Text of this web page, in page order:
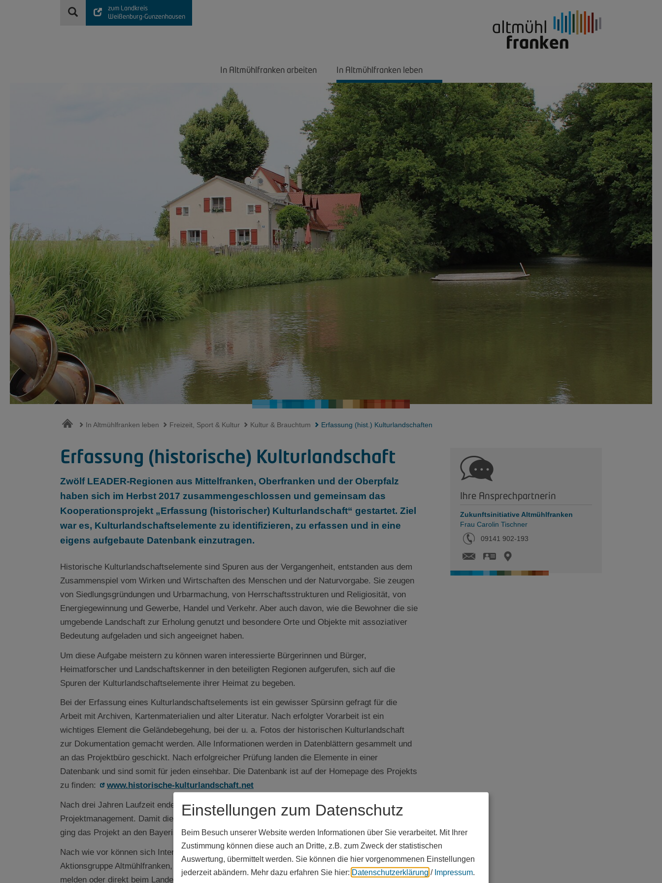
zum Landkreis
Weißenburg-Gunzenhausen
In Altmühlfranken arbeiten In Altmühlfranken leben
In Altmühlfranken leben Freizeit, Sport & Kultur Kultur & Brauchtum Erfassung (hist.) Kulturlandschaften
Ihre Ansprechpartnerin
Zukunftsinitiative Altmühlfranken
Frau Carolin Tischner
Tel.:
09141 902-193
vCard
Erfassung (historische) Kulturlandschaft
Zwölf LEADER-Regionen aus Mittelfranken, Oberfranken und der Oberpfalz
haben sich im Herbst 2017 zusammengeschlossen und gemeinsam das
Kooperationsprojekt „Erfassung (historischer) Kulturlandschaft“ gestartet. Ziel
war es, Kulturlandschaftselemente zu identifizieren, zu erfassen und in eine
eigens aufgebaute Datenbank einzutragen.
Historische Kulturlandschaftselemente sind Spuren aus der Vergangenheit, entstanden aus dem
Zusammenspiel vom Wirken und Wirtschaften des Menschen und der Naturvorgabe. Sie zeugen
von Siedlungsgründungen und Urbarmachung, von Herrschaftsstrukturen und Religiosität, von
Energiegewinnung und Gewerbe, Handel und Verkehr. Aber auch davon, wie die Bewohner die sie
umgebende Landschaft zur Erholung genutzt und besondere Orte und Objekte mit assoziativer
Bedeutung aufgeladen und sich angeeignet haben.
Um diese Aufgabe meistern zu können waren interessierte Bürgerinnen und Bürger,
Heimatforscher und Landschaftskenner in den beteiligten Regionen aufgerufen, sich auf die
Spuren der Kulturlandschaftselemente ihrer Heimat zu begeben.
Bei der Erfassung eines Kulturlandschaftselements ist ein gewisser Spürsinn gefragt für die
Arbeit mit Archiven, Kartenmaterialien und alter Literatur. Nach erfolgter Vorarbeit ist ein
wichtiges Element die Geländebegehung, bei der u. a. Fotos der historischen Kulturlandschaft
zur Dokumentation gemacht werden. Alle Informationen werden in Datenblättern gesammelt und
an das Projektbüro geschickt. Nach erfolgreicher Prüfung landen die Elemente in einer
Datenbank und sind somit für jeden einsehbar. Die Datenbank ist auf der Homepage des Projekts
zu finden:
www.historische-kulturlandschaft.net
Nach drei Jahren Laufzeit endete nun das Förderprojekt und die Betreuung durch das
Projektmanagement. Damit die Datenbank weiterhin zugänglich ist und ausgebaut werden kann,
ging das Projekt an den Bayerischen Landesverein für Heimatpflege über.
Nach wie vor können sich Interessierte direkt bei Carolin Tischner von der Lokalen
Aktionsgruppe Altmühlfranken, bei Verena Bickel von der Zukunftsinitiative Altmühlfranken
melden oder direkt beim Landesverein für Heimatpflege (Telefon: 089/2866290; E-
Einstellungen zum Datenschutz
Beim Besuch unserer Website werden Informationen über Sie verarbeitet. Mit Ihrer
Zustimmung können diese auch an Dritte, z.B. zum Zweck der statistischen
Auswertung, übermittelt werden. Sie können die hier vorgenommenen Einstellungen
jederzeit abändern. Mehr dazu erfahren Sie hier: Datenschutzerklärung / Impressum.